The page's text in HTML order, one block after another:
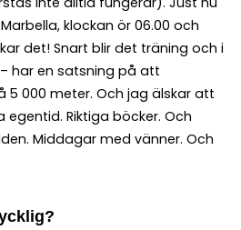
klockan ör 06.00 och
det! Snart blir det träning och i
har en satsning på att
5 000 meter. Och jag älskar att
Riktiga böcker. Och
Middagar med vänner. Och